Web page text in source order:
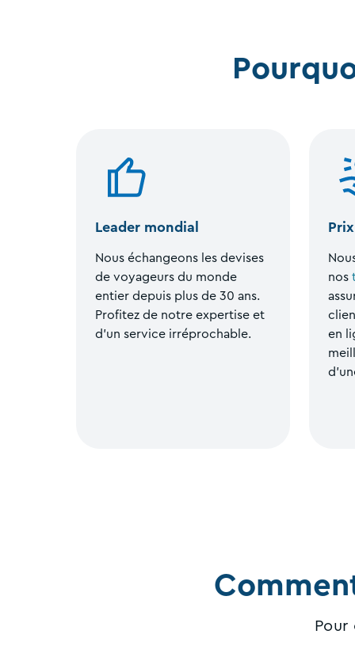
Leader mondial
Nous échangeons les devises
de voyageurs du monde
entier depuis plus de 30 ans.
Profitez de notre expertise et
d’un service irréprochable.
nos
en